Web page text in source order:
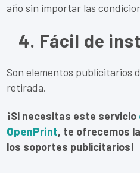
año sin importar las
4. Fácil de
Son elementos publicitarios
retirada.
¡Si necesitas este servicio
OpenPrint, te ofrecemos
los soportes publicitarios!